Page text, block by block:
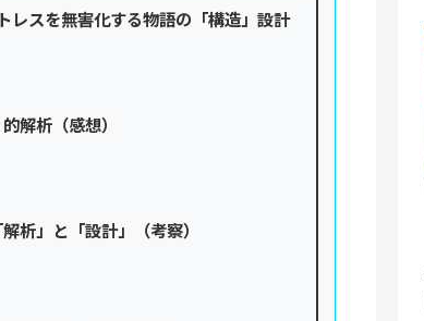
レスを無害化する物語の「構造」設計
解析（感想）
析」と「設計」（考察）